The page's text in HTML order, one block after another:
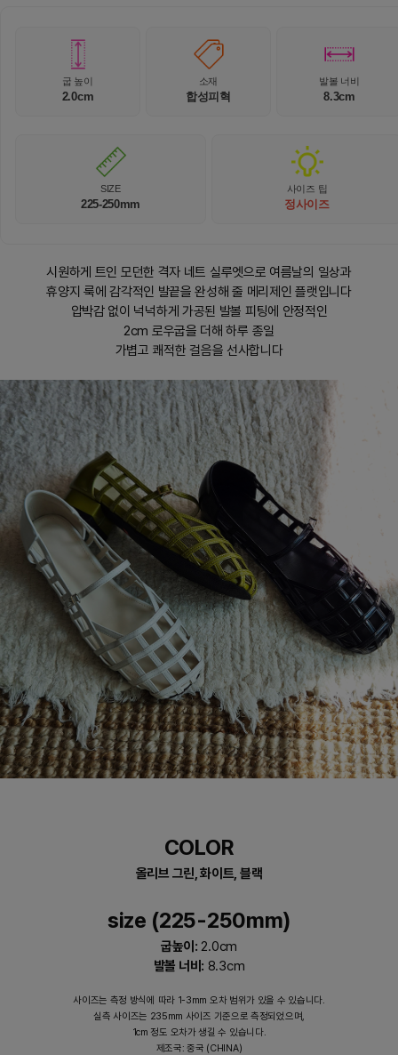
굽 높이
2.0cm
소재
합성피혁
발볼 너비
8.3cm
SIZE
225-250mm
사이즈 팁
정사이즈
시원하게 트인 모던한 격자 네트 실루엣으로 여름날의 일상과
휴양지 룩에 감각적인 발끝을 완성해 줄 메리제인 플랫입니다
압박감 없이 넉넉하게 가공된 발볼 피팅에 안정적인
2cm 로우굽을 더해 하루 종일
가볍고 쾌적한 걸음을 선사합니다
COLOR
올리브 그린, 화이트, 블랙
size (225-250mm)
굽높이: 2.0cm
발볼 너비: 8.3cm
사이즈는 측정 방식에 따라 1-3mm 오차 범위가 있을 수 있습니다.
실측 사이즈는 235mm 사이즈 기준으로 측정되었으며,
1cm 정도 오차가 생길 수 있습니다.
제조국: 중국 (CHINA)